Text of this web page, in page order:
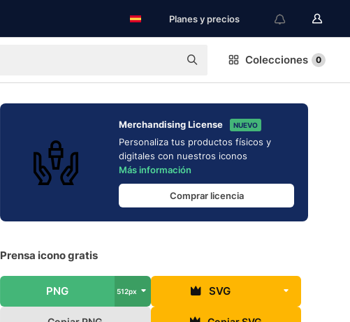
Planes y precios
Colecciones 0
Merchandising License NUEVO
Personaliza tus productos físicos y
digitales con nuestros iconos
Más información
Comprar licencia
Prensa icono gratis
PNG 512px SVG